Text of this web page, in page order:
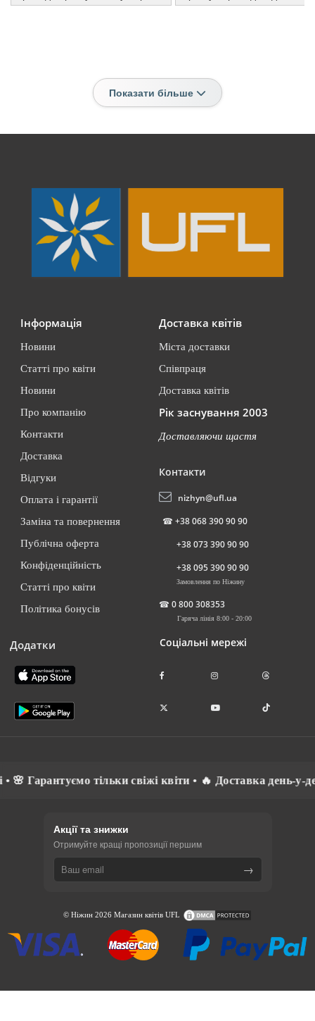
Показати більше
Інформація
Новини
Статті про квіти
Новини
Про компанію
Контакти
Доставка
Відгуки
Оплата і гарантії
Заміна та повернення
Публічна оферта
Конфіденційність
Статті про квіти
Політика бонусів
Додатки
Доставка квітів
Міста доставки
Співпраця
Доставка квітів
Рік заснування 2003
Доставляючи щастя
Контакти
nizhyn@ufl.ua
☎ +38 068 390 90 90
+38 073 390 90 90
+38 095 390 90 90
Замовлення по Ніжину
☎ 0 800 308353
Гаряча лінія 8:00 - 20:00
Соціальні мережі
тільки свіжі квіти • 🔥 Доставка день-у-
Акції та знижки
Отримуйте кращі пропозиції першим
→
© Ніжин 2026 Магазин квітів UFL